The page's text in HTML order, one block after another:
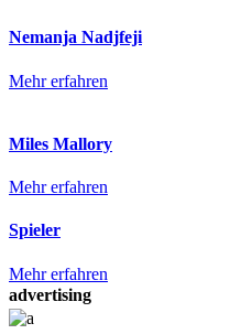
Nemanja Nadjfeji
Mehr erfahren
Miles Mallory
Mehr erfahren
Spieler
Mehr erfahren
advertising